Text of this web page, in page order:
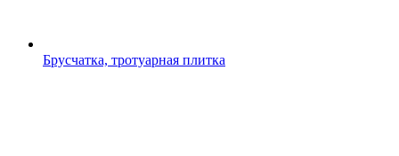
Брусчатка, тротуарная плитка